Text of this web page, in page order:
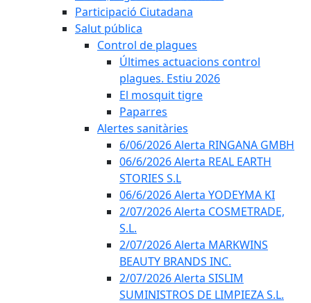
Participació Ciutadana
Salut pública
Control de plagues
Últimes actuacions control
plagues. Estiu 2026
El mosquit tigre
Paparres
Alertes sanitàries
6/06/2026 Alerta RINGANA GMBH
06/6/2026 Alerta REAL EARTH
STORIES S.L
06/6/2026 Alerta YODEYMA KI
2/07/2026 Alerta COSMETRADE,
S.L.
2/07/2026 Alerta MARKWINS
BEAUTY BRANDS INC.
2/07/2026 Alerta SISLIM
SUMINISTROS DE LIMPIEZA S.L.